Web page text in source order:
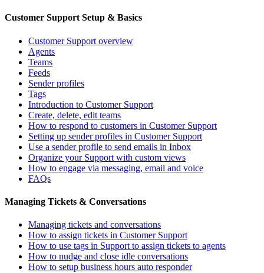
Customer Support Setup & Basics
Customer Support overview
Agents
Teams
Feeds
Sender profiles
Tags
Introduction to Customer Support
Create, delete, edit teams
How to respond to customers in Customer Support
Setting up sender profiles in Customer Support
Use a sender profile to send emails in Inbox
Organize your Support with custom views
How to engage via messaging, email and voice
FAQs
Managing Tickets & Conversations
Managing tickets and conversations
How to assign tickets in Customer Support
How to use tags in Support to assign tickets to agents
How to nudge and close idle conversations
How to setup business hours auto responder